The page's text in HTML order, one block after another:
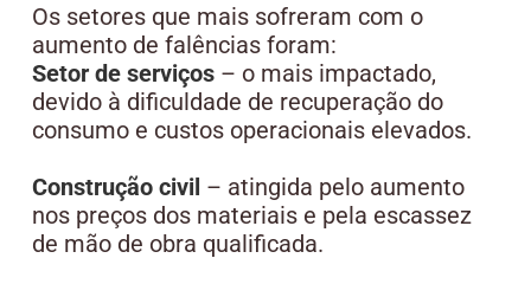
Os setores que mais sofreram com o
aumento de falências foram:
Setor de serviços– o mais impactado,
devido à dificuldade de recuperação do
consumo e custos operacionais elevados.
Construção civil – atingida pelo aumento
nos preços dos materiais e pela escassez
de mão de obra qualificada.